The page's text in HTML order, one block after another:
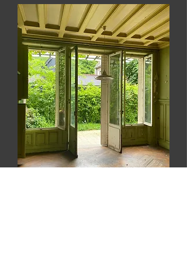
- Vasque céramique
- Miroir LED Jung
En savoir plus sur la gamme: